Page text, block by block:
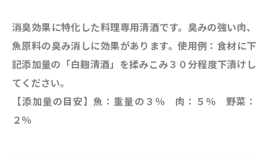
消臭効果に特化した料理専用清酒です。臭みの強い肉、
魚原料の臭み消しに効果があります。使用例：食材に下
記添加量の「白麹清酒」を揉みこみ３０分程度下漬けし
てください。
【添加量の目安】魚：重量の３％ 肉：５％ 野菜：
２％